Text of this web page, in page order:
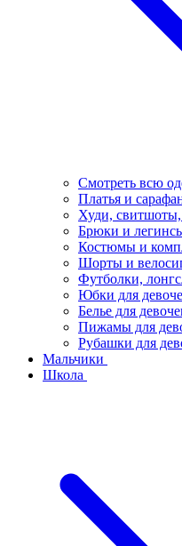
Смотреть всю
Платья и
Худи,
Брюки и
Костюмы и
Шорты и
Футболки,
Юбки для
Белье для
Пижамы для
Рубашки для
Мальчики
Школа